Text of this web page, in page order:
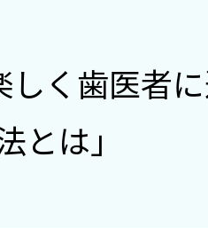
く歯医者
とは」